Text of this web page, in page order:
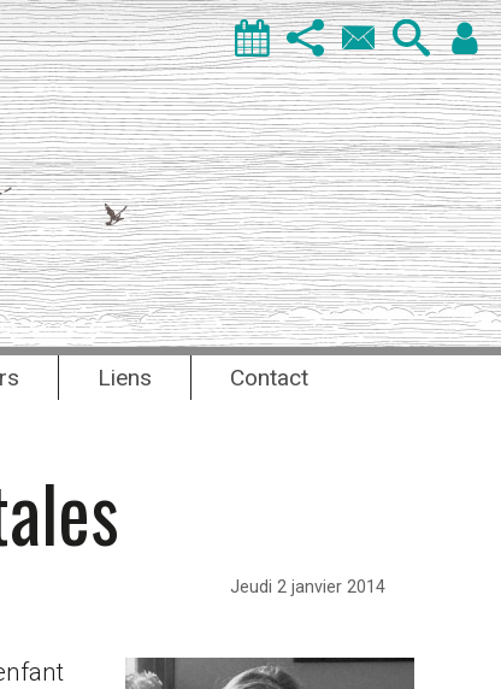
Liens Contact
Jeudi 2 janvier 2014